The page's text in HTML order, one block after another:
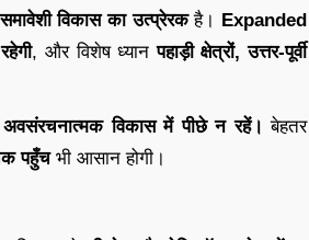
समावेशी विकास का उत्प्रेरकहै। Expanded
, और विशेष ध्यानपहाड़ी क्षेत्रों, उत्तर-पूर्वी
विकास में पीछे न रहें। बेहतर
पहुँचभी आसान होगी।